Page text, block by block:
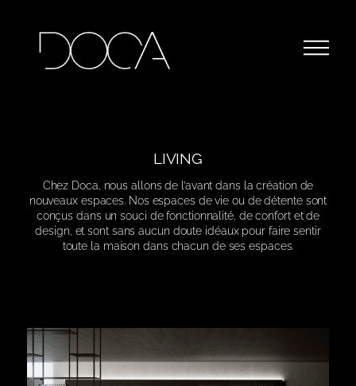
LIVING
Chez Doca, nous allons de l’avant dans la création de
nouveaux espaces. Nos espaces de vie ou de détente sont
conçus dans un souci de fonctionnalité, de confort et de
design, et sont sans aucun doute idéaux pour faire sentir
toute la maison dans chacun de ses espaces.